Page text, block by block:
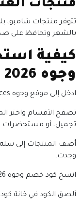
منتجات
تتوفر منتجات شامبو،
بالشعر وتحافظ على
كيفية
وجوه 2026
ادخل إلى موقع وجوه Faces الرسمي أو افتح التطبيق على هاتفك.
تصفح الأقسام واختر
تجميل، أو مستحضرات
أضف المنتجات إلى سلة
وجدت.
انسخ كود خصم وجوه 2026 من كوبونيلا.
ألصق الكود في خانة